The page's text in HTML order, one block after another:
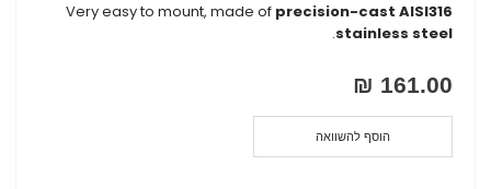
Very easy to mount, made of precision-cast AISI316
stainless steel
.
161.00 ₪
הוסף להשוואה